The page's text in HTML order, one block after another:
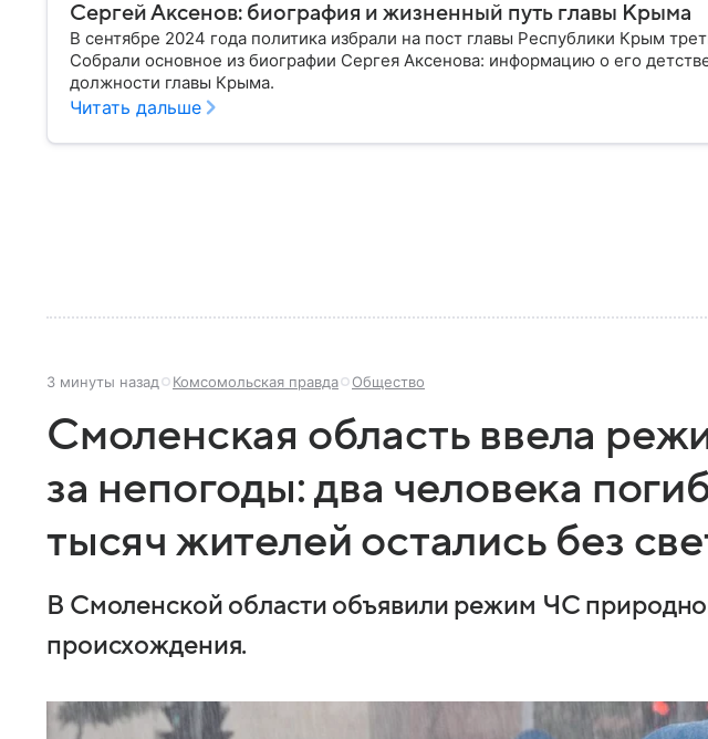
Сергей Аксенов: биография и жизненный путь главы Крыма
В сентябре 2024 года политика избрали на пост главы Республики Крым
Собрали основное из биографии Сергея Аксенова: информацию о его
должности главы Крыма.
Читать дальше
3 минуты назад Комсомольская правда Общество
Смоленская область ввела
за непогоды: два человека
тысяч жителей остались без
В Смоленской области объявили режим ЧС
происхождения.